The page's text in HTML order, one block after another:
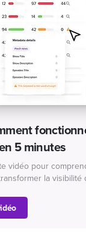
5 minutes
vidéo pour
la visibilité